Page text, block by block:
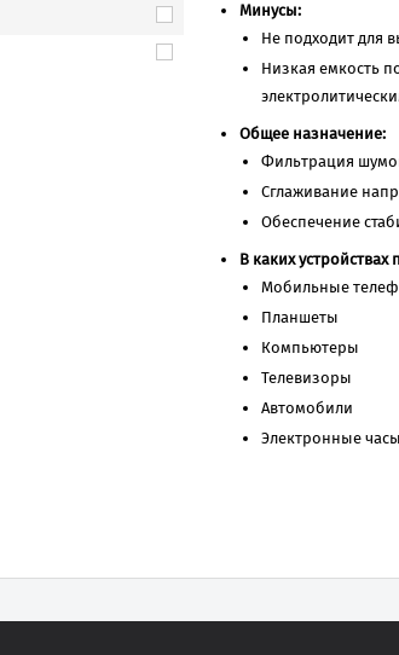
Минусы:
Не подходит для
Низкая емкость
Общее назначение:
Фильтрация
Сглаживание
Обеспечение
В каких устройствах
Мобильные
Планшеты
Компьютеры
Телевизоры
Автомобили
Электронные часы